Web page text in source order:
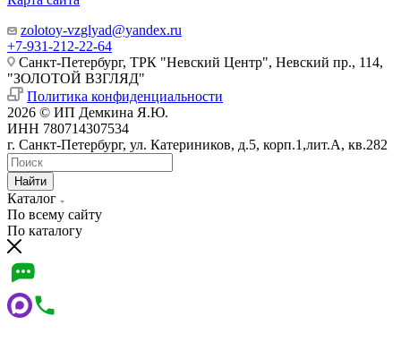
zolotoy-vzglyad@yandex.ru
+7-931-212-22-64
Санкт-Петербург, ТРК "Невский Центр", Невский пр., 114,
"ЗОЛОТОЙ ВЗГЛЯД"
Политика конфиденциальности
2026 © ИП Демкина Я.Ю.
ИНН 780714307534
г. Санкт-Петербург, ул. Катериников, д.5, корп.1,лит.А, кв.282
Найти
Каталог
По всему сайту
По каталогу